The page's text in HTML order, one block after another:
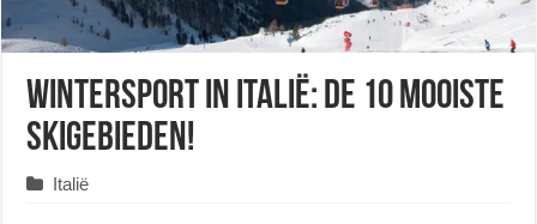
Wintersport in Italië: de 10 mooiste
skigebieden!
Italië